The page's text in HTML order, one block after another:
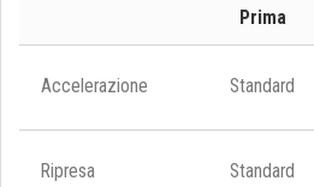
Prima
Accelerazione Standard
Ripresa Standard